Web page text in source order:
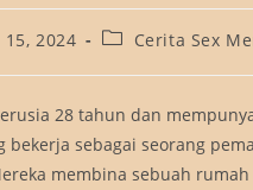
15, 2024
PostCerita Sex
28 tahun dan
bekerja sebagai seorang
membina sebuah